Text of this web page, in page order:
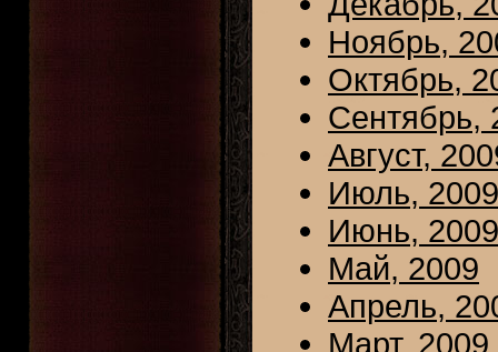
Ноябрь,
Октябрь,
Сентябрь,
Август,
Июль, 2009
Июнь, 2009
Май, 2009
Апрель,
Март, 2009